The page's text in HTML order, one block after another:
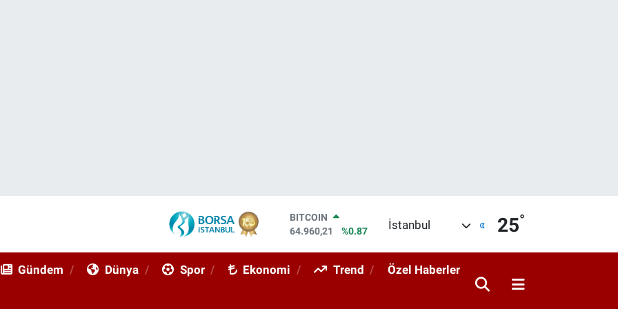
BITCOIN
64.960,21
%0.87
EURO
İstanbul 25°
Gündem Dünya Spor Ekonomi Trend Özel Haberler